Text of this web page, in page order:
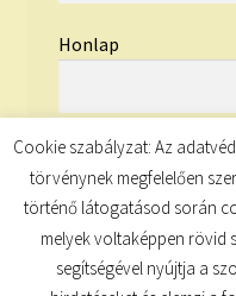
Honlap
Cookie szabályzat: Az
törvénynek megfelelően
történő látogatásod során
melyek voltaképpen rövid
segítségével nyújtja a